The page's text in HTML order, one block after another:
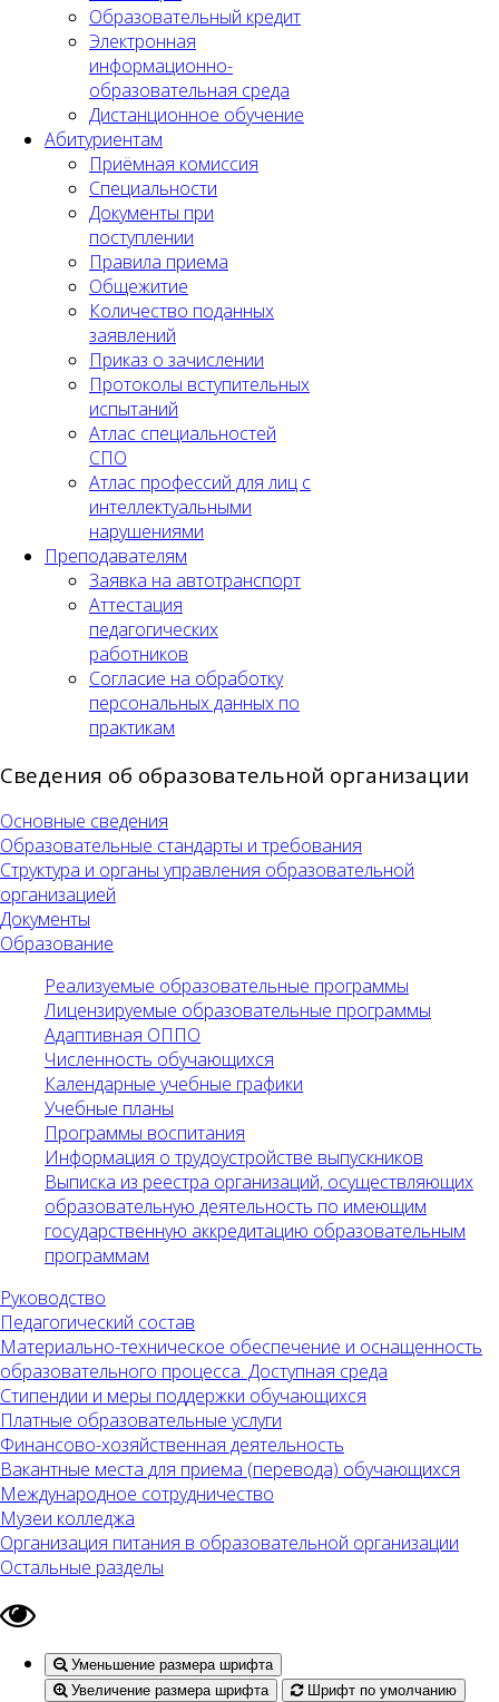
Образовательный кредит
Электронная
информационно-
образовательная среда
Дистанционное обучение
Абитуриентам
Приёмная комиссия
Специальности
Документы при
поступлении
Правила приема
Общежитие
Количество поданных
заявлений
Приказ о зачислении
Протоколы вступительных
испытаний
Атлас специальностей
СПО
Атлас профессий для лиц с
интеллектуальными
нарушениями
Преподавателям
Заявка на автотранспорт
Аттестация
педагогических
работников
Согласие на обработку
персональных данных по
практикам
Сведения об образовательной организации
Основные сведения
Образовательные стандарты и требования
Структура и органы управления образовательной
организацией
Документы
Образование
Реализуемые образовательные программы
Лицензируемые образовательные программы
Адаптивная ОППО
Численность обучающихся
Календарные учебные графики
Учебные планы
Программы воспитания
Информация о трудоустройстве выпускников
Выписка из реестра организаций, осуществляющих
образовательную деятельность по имеющим
государственную аккредитацию образовательным
программам
Руководство
Педагогический состав
Материально-техническое обеспечение и оснащенность
образовательного процесса. Доступная среда
Стипендии и меры поддержки обучающихся
Платные образовательные услуги
Финансово-хозяйственная деятельность
Вакантные места для приема (перевода) обучающихся
Международное сотрудничество
Музеи колледжа
Организация питания в образовательной организации
Остальные разделы
Уменьшение размера шрифта
Увеличение размера шрифта
Шрифт по умолчанию